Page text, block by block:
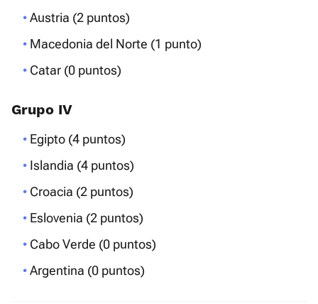
Austria (2 puntos)
Macedonia del Norte (1 punto)
Catar (0 puntos)
Grupo IV
Egipto (4 puntos)
Islandia (4 puntos)
Croacia (2 puntos)
Eslovenia (2 puntos)
Cabo Verde (0 puntos)
Argentina (0 puntos)